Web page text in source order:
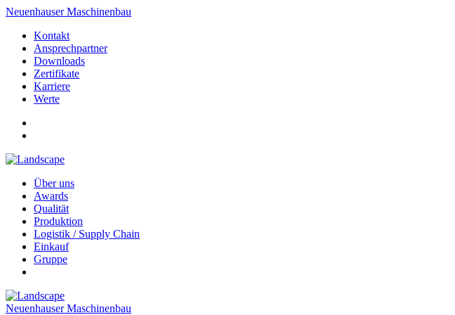
Neuenhauser Maschinenbau
Kontakt
Ansprechpartner
Downloads
Zertifikate
Karriere
Werte
Über uns
Awards
Qualität
Produktion
Logistik / Supply Chain
Einkauf
Gruppe
Neuenhauser Maschinenbau